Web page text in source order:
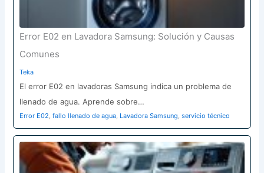
Error E02 en Lavadora Samsung: Solución y Causas
Comunes
Teka
El error E02 en lavadoras Samsung indica un problema de
llenado de agua. Aprende sobre…
Error E02,fallo llenado de agua, Lavadora Samsung,servicio técnico